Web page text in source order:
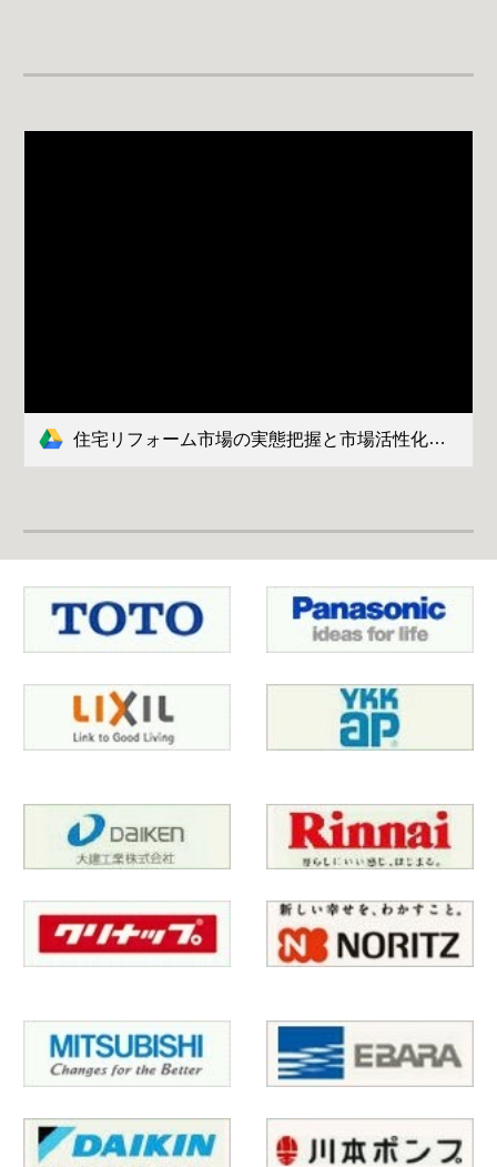
住宅リフォーム市場の実態把握と市場活性化に関する研究.pdf